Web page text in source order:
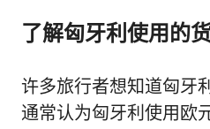
了解匈牙利使用的
许多旅行者想知道匈牙
通常认为匈牙利使用欧